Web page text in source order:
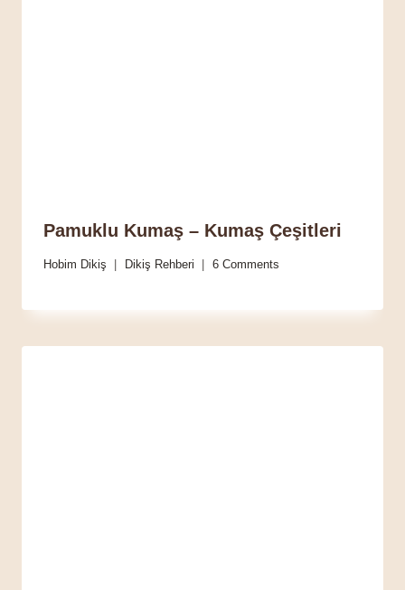
Pamuklu Kumaş – Kumaş Çeşitleri
Hobim Dikiş Dikiş Rehberi 6 Comments